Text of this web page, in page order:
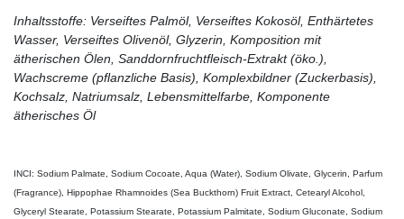
Inhaltsstoffe: Verseiftes Palmöl, Verseiftes Kokosöl, Enthärtetes
Wasser, Verseiftes Olivenöl, Glyzerin, Komposition mit
ätherischen Ölen, Sanddornfruchtfleisch-Extrakt (öko.),
Wachscreme (pflanzliche Basis), Komplexbildner (Zuckerbasis),
Kochsalz, Natriumsalz, Lebensmittelfarbe, Komponente
ätherisches Öl
INCI: Sodium Palmate, Sodium Cocoate, Aqua (Water), Sodium Olivate, Glycerin, Parfum
(Fragrance), Hippophae Rhamnoides (Sea Buckthorn) Fruit Extract, Cetearyl Alcohol,
Glyceryl Stearate, Potassium Stearate, Potassium Palmitate, Sodium Gluconate, Sodium